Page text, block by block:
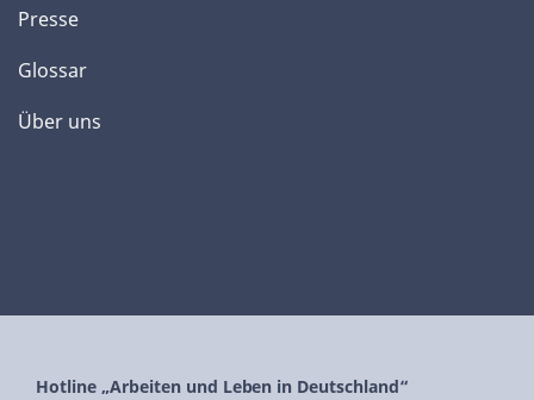
Presse
Glossar
Über uns
Hotline „Arbeiten und Leben in Deutschland“